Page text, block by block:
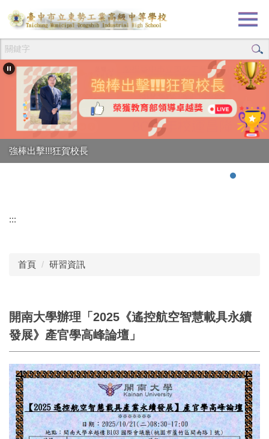
跳
到
要
內
容
強棒出擊!!!狂賀校長
:::
首頁 研習資訊
開南大學辦理「2025《遙控航空智慧載具永續
發展》產官學高峰論壇」